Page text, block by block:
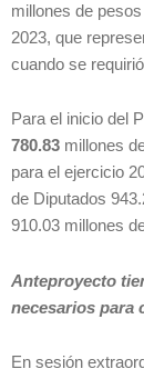
millones de
2023, que
cuando se
Para el inicio del
780.83 millones
para el ejercicio
de Diputados
910.03 millones
Anteproyecto
necesarios para
En sesión